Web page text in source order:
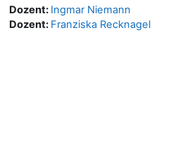
Dozent: Ingmar Niemann
Dozent: Franziska Recknagel